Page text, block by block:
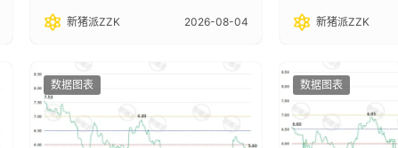
新猪派ZZK 2026-08-04 新猪派ZZK
数据图表 数据图表